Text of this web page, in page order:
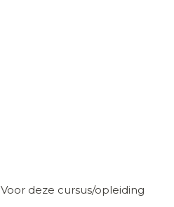
Voor deze cursus/opleiding